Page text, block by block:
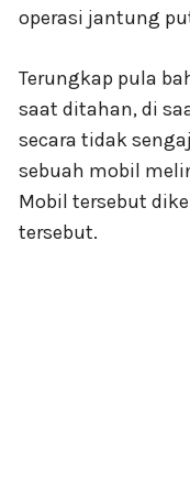
operasi jantung
Terungkap pula
saat ditahan, di
secara tidak
sebuah mobil
Mobil tersebut
tersebut.